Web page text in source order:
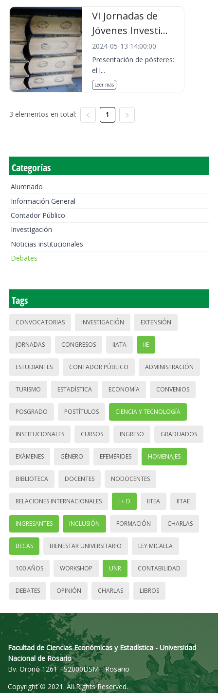
VI Jornadas de
Jóvenes Investi...
2024-05-13 14:00:00
Presentación de pósteres:
el l...
Leer más
3 elementos en total: 1
Categorías
Alumnado
Información General
Contador Público
Investigación
Noticias institucionales
Debates
Tags
CONVOCATORIAS INVESTIGACIÓN EXTENSIÓN
JORNADAS CONGRESOS IIATA IIE
ESTUDIANTES CONTADOR PÚBLICO ADMINISTRACIÓN
TURISMO ESTADÍSTICA ECONOMÍA CONVENIOS
POSGRADO POSTÍTULOS CIENCIA Y TECNOLOGÍA
INSTITUCIONALES CURSOS INGRESO GRADUADOS
EXÁMENES GÉNERO EFEMÉRIDES HOMENAJES
BIBLIOTECA DOCENTES NODOCENTES
RELACIONES INTERNACIONALES I + D IITEA IITAE
INGRESANTES INCLUSIÓN FORMACIÓN CHARLAS
BECAS BIENESTAR UNIVERSITARIO LEY MICAELA
100 AÑOS WORKSHOP UNR CONTABILIDAD
DEBATES OPINIÓN CHARLAS LIBROS
Facultad de Ciencias Económicas y Estadística - Universidad
Nacional de Rosario
Bv. Oroño 1261 - S2000DSM - Rosario
Copyright © 2021. All Rights Reserved.